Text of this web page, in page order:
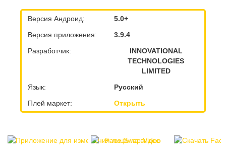
Версия Андроид:
5.0+
Версия приложения:
3.9.4
Разработчик:
INNOVATIONAL
TECHNOLOGIES
LIMITED
Язык:
Русский
Плей маркет:
Открыть